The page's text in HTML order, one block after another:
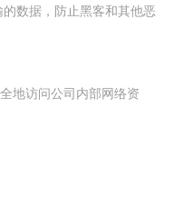
数据，防止黑客和其他恶
地访问公司内部网络资